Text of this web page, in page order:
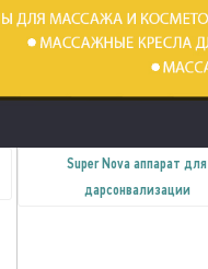
Super Nova аппарат для
дарсонвализации